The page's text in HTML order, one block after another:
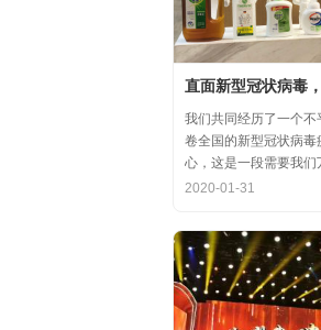
我们共同经历了一个
卷全国的新型冠状病毒
心，这是一段需要我们
的时期，氪空间希望和
2020-01-31